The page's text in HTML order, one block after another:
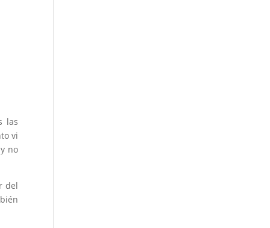
las
vi
no
del